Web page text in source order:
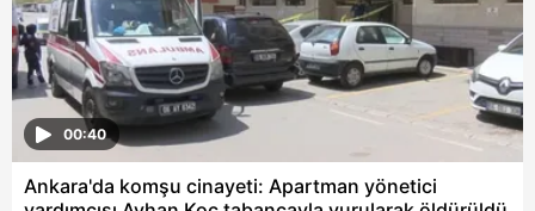
hazırlanmış Aydınlatma Metnimizi okumak ve sitemizde
ilgili mevzuata uygun olarak kullanılan çerezlerle ilgili bilgi
almak için lütfentıklayınız.
00:40
Ankara'da komşu cinayeti: Apartman yönetici